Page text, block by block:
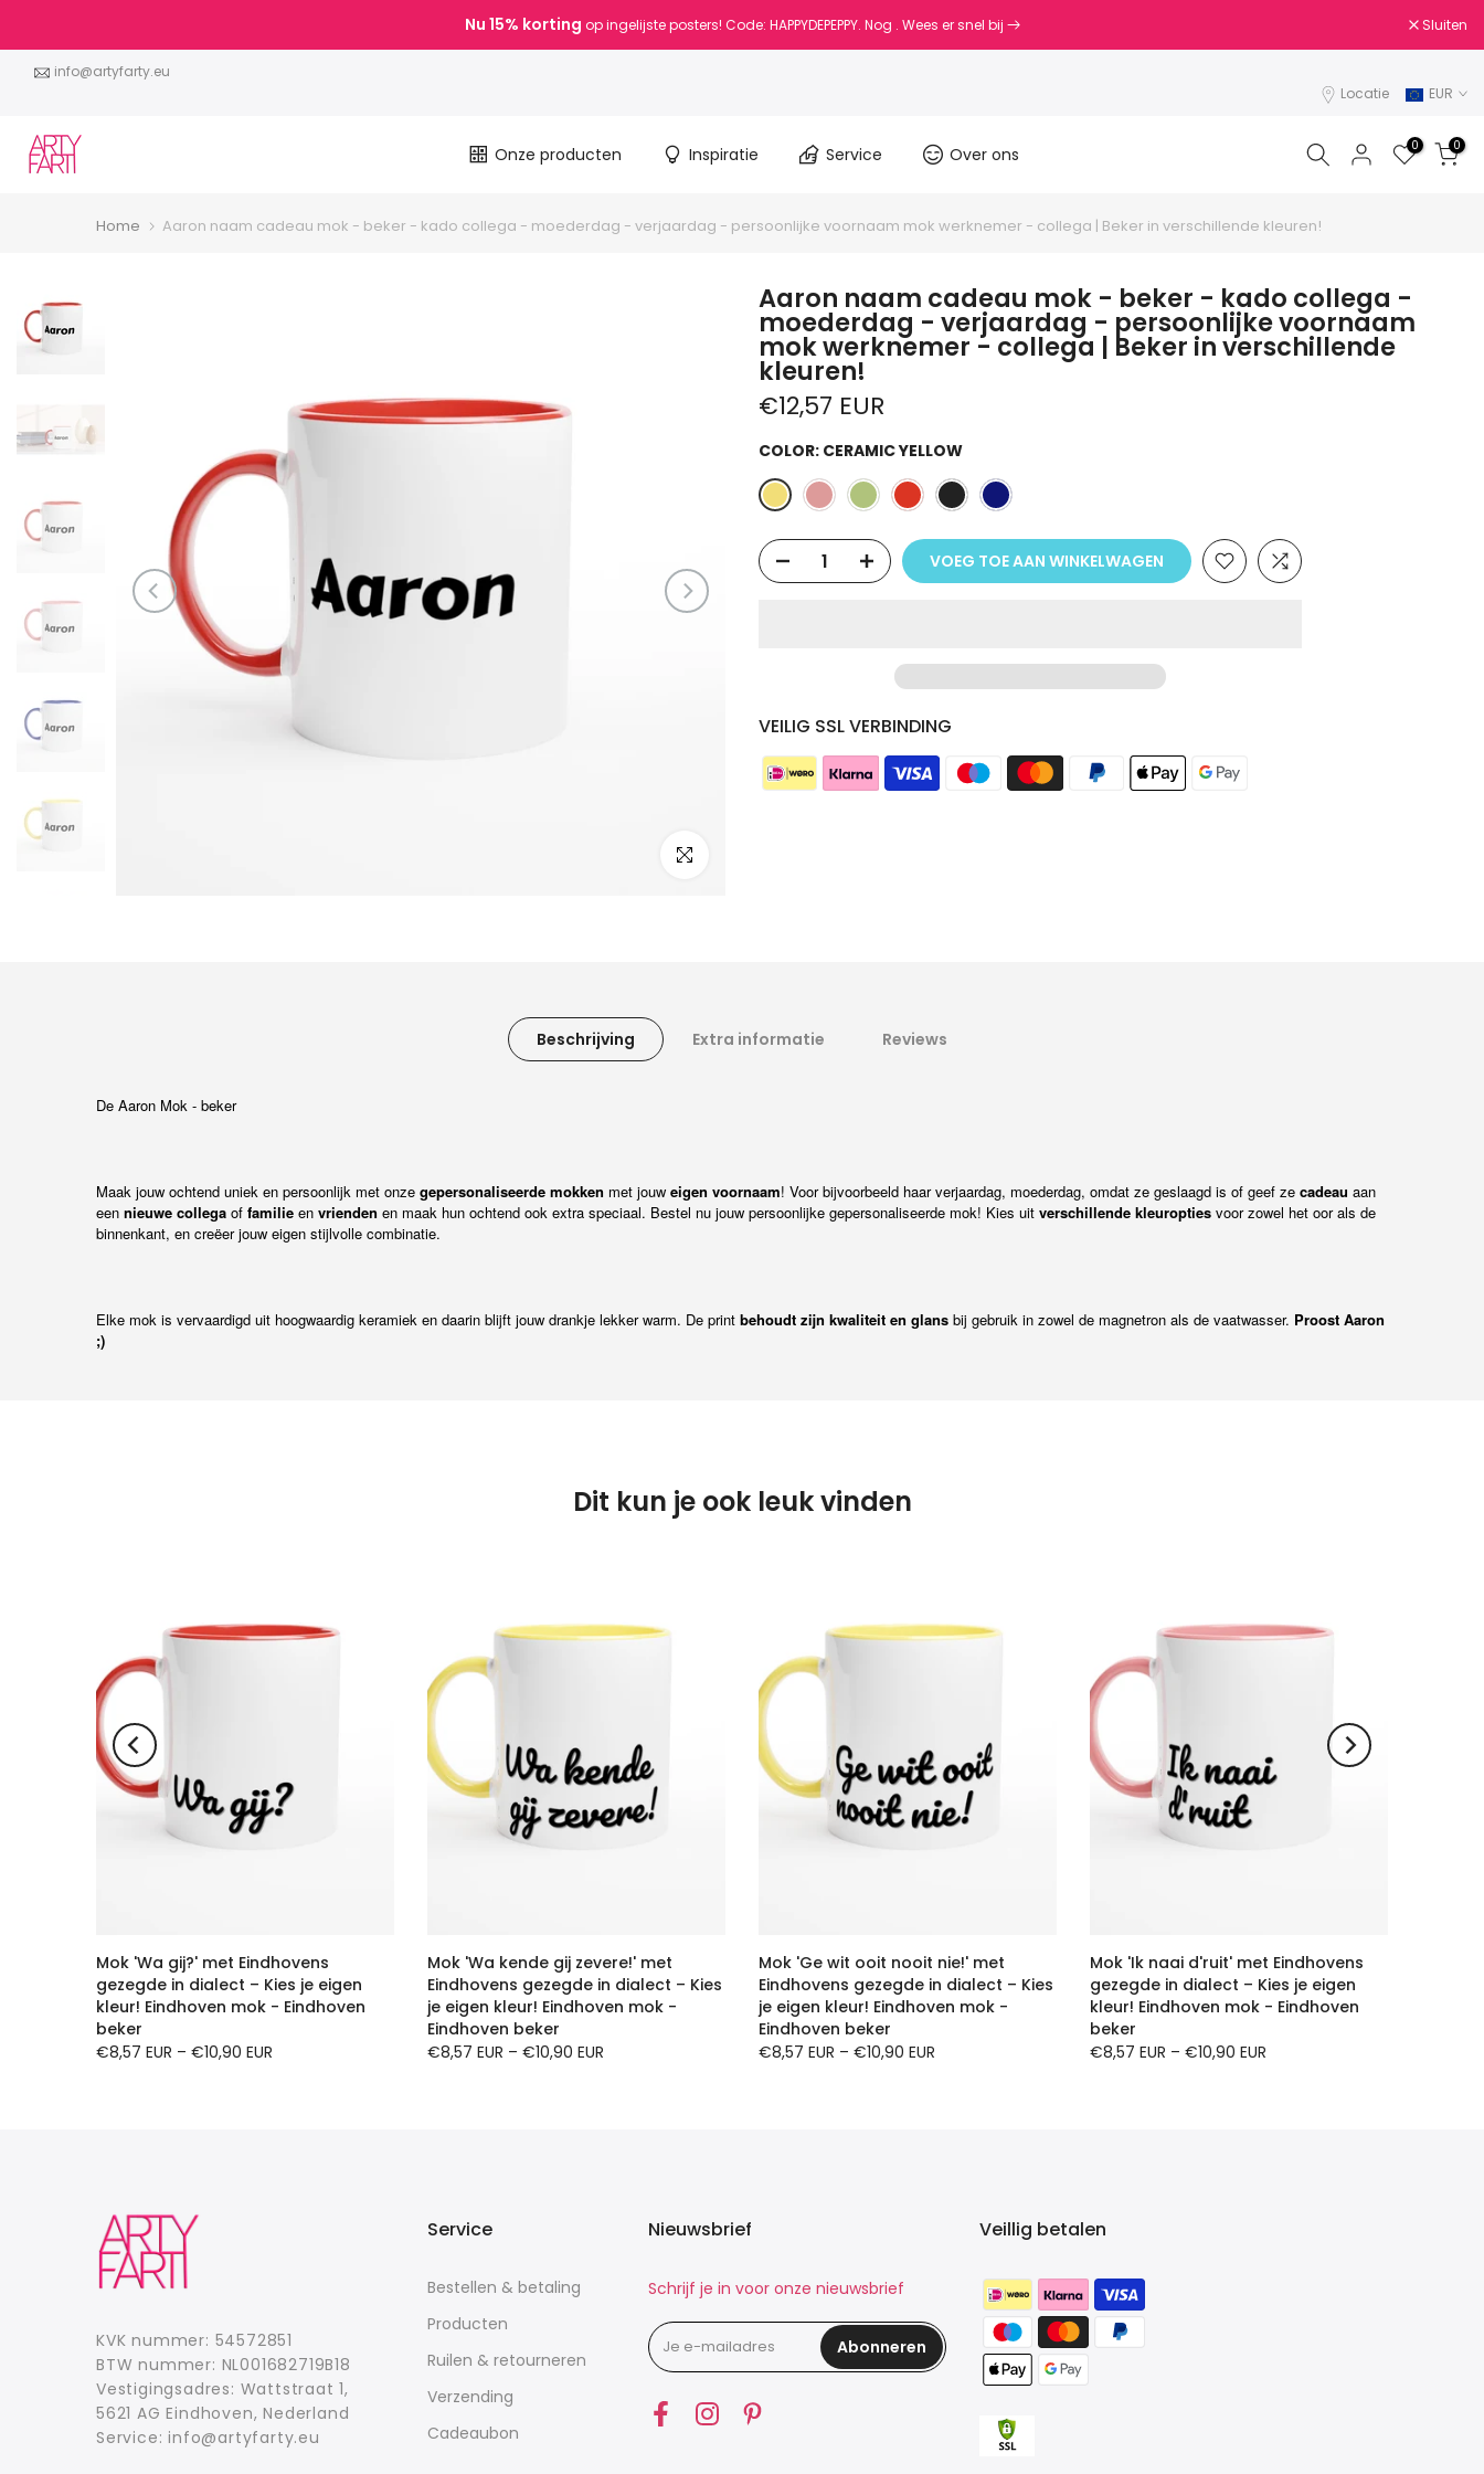
naar
artikel
Nu 15% korting op ingelijste posters! Code: HAPPYDEPEPPY. Nog . Wees er snel bij Sluiten
info@artyfarty.eu
Locatie
EUR
Onze producten Inspiratie Service Over ons 0 0
Home Aaron naam cadeau mok - beker - kado collega - moederdag - verjaardag - persoonlijke voornaam mok werknemer - collega | Beker in verschillende kleuren!
Klik om te vergroten
Aaron naam cadeau mok - beker - kado collega -
moederdag - verjaardag - persoonlijke voornaam
mok werknemer - collega | Beker in verschillende
kleuren!
€12,57 EUR
COLOR: CERAMIC YELLOW
VOEG TOE AAN WINKELWAGEN
VEILIG SSL VERBINDING
Beschrijving Extra informatie Reviews
De Aaron Mok - beker
Maak jouw ochtend uniek en persoonlijk met onze gepersonaliseerde mokken met jouw eigen voornaam! Voor bijvoorbeeld haar verjaardag, moederdag, omdat ze geslaagd is of geef ze cadeau aan
een nieuwe collega of familie en vrienden en maak hun ochtend ook extra speciaal. Bestel nu jouw persoonlijke gepersonaliseerde mok! Kies uit verschillende kleuropties voor zowel het oor als de
binnenkant, en creëer jouw eigen stijlvolle combinatie.
Elke mok is vervaardigd uit hoogwaardig keramiek en daarin blijft jouw drankje lekker warm. De print behoudt zijn kwaliteit en glans bij gebruik in zowel de magnetron als de vaatwasser. Proost Aaron
;)
Dit kun je ook leuk vinden
Mok 'Wa gij?' met Eindhovens
gezegde in dialect – Kies je eigen
kleur! Eindhoven mok - Eindhoven
beker
€8,57 EUR – €10,90 EUR
Mok 'Wa kende gij zevere!' met
Eindhovens gezegde in dialect – Kies
je eigen kleur! Eindhoven mok -
Eindhoven beker
€8,57 EUR – €10,90 EUR
Mok 'Ge wit ooit nooit nie!' met
Eindhovens gezegde in dialect – Kies
je eigen kleur! Eindhoven mok -
Eindhoven beker
€8,57 EUR – €10,90 EUR
Mok 'Ik naai d'ruit' met Eindhovens
gezegde in dialect – Kies je eigen
kleur! Eindhoven mok - Eindhoven
beker
€8,57 EUR – €10,90 EUR
KVK nummer: 54572851
BTW nummer: NL001682719B18
Vestigingsadres: Wattstraat 1,
5621 AG Eindhoven, Nederland
Service: info@artyfarty.eu
Service
Bestellen & betaling
Producten
Ruilen & retourneren
Verzending
Cadeaubon
Nieuwsbrief
Schrijf je in voor onze nieuwsbrief
Abonneren
Veillig betalen